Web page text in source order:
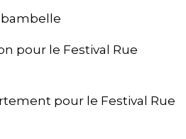
pour le Festival Rue
pour le Festival Rue